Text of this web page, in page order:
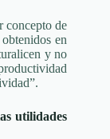
concepto de
en
y no
utilidades